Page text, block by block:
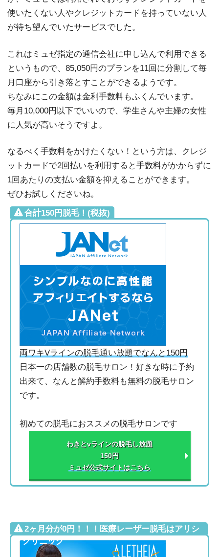
使いたくない人やクレジットカードを持っていない人
が待ち望んでいたサービスでした。
これはミュゼ指定の通信会社に申し込んで利用できる
というもので、85,050円のプランを11回に分割して毎
月口座から引き落とすことができるようです。
ちなみにこの金額は金利手数料もふくんでいます。
毎月10,000円以下でいいので、学生さんや主婦の女性
に人気が高いそうですよ。
なるべく手数料をかけたくない！という方は、クレジ
ットカードで2回払いを利用すると手数料がかからずに
1回あたりの支払い金額を抑えることができます。
ぜひお試しくださいね。
合計150円脱毛！(税抜)
両ワキVラインの脱毛通い放題でなんと150円
日本一の店舗数の脱毛サロン！好きな時に予約
出来て、なんと解約手数料も無料の脱毛サロン
です。
初めての脱毛におススメの脱毛サロンです
わきとvラインの脱毛し放題
150円
ミュゼ公式サイトはこちら
2ヶ月分が0円！！！医療レーザー脱毛はアリシ
アクリニック